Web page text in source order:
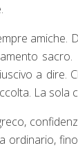
amiche.
a dire.
La sola
ordinario,